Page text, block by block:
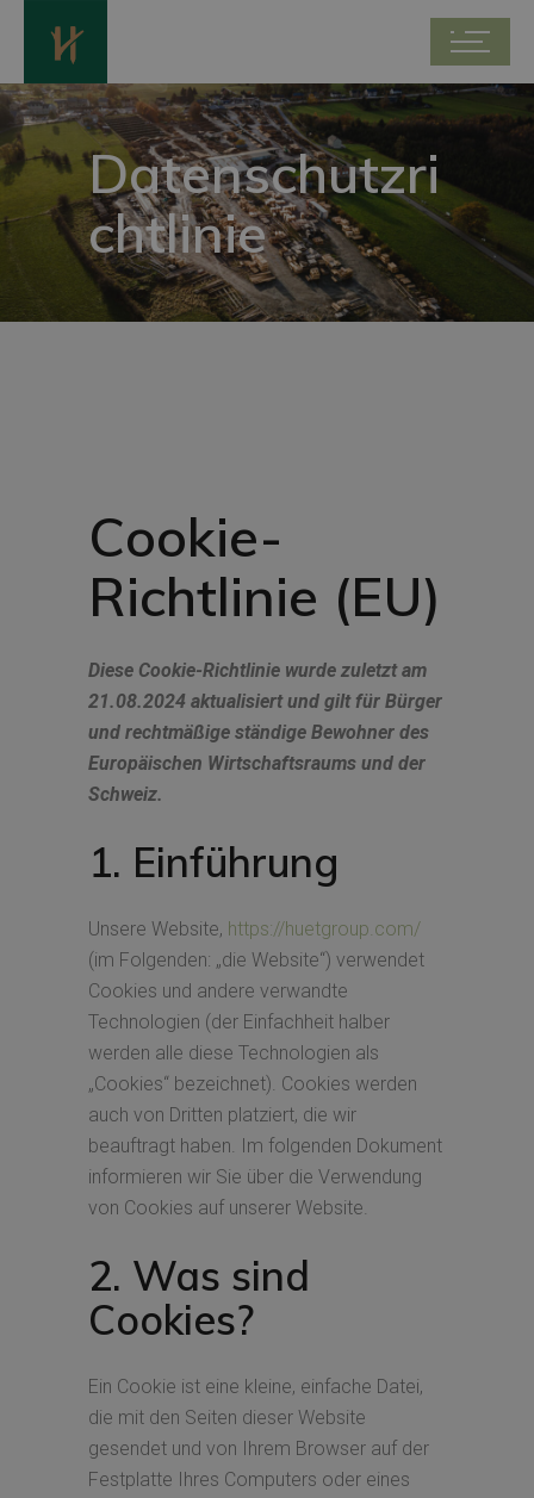
Datenschutzri
chtlinie
Cookie-
Richtlinie (EU)
Diese Cookie-Richtlinie wurde zuletzt am
21.08.2024 aktualisiert und gilt für Bürger
und rechtmäßige ständige Bewohner des
Europäischen Wirtschaftsraums und der
Schweiz.
1. Einführung
Unsere Website, https://huetgroup.com/
(im Folgenden: „die Website“) verwendet
Cookies und andere verwandte
Technologien (der Einfachheit halber
werden alle diese Technologien als
„Cookies“ bezeichnet). Cookies werden
auch von Dritten platziert, die wir
beauftragt haben. Im folgenden Dokument
informieren wir Sie über die Verwendung
von Cookies auf unserer Website.
2. Was sind
Cookies?
Ein Cookie ist eine kleine, einfache Datei,
die mit den Seiten dieser Website
gesendet und von Ihrem Browser auf der
Festplatte Ihres Computers oder eines